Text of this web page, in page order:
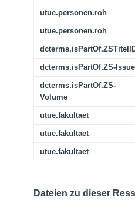
utue.personen.roh
utue.personen.roh
dcterms.isPartOf.ZS-Issue
dcterms.isPartOf.ZS-
Volume
utue.fakultaet
utue.fakultaet
utue.fakultaet
Dateien zu dieser